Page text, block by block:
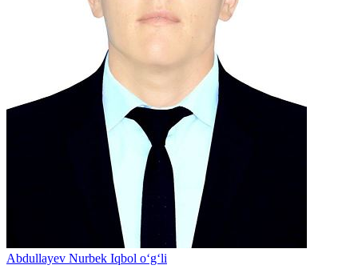
Abdullayev Nurbek Iqbol o‘g‘li